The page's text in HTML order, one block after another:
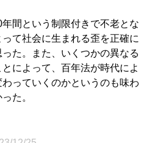
年間という制限付きで不老とな
て社会に生まれる歪を正確に
た。また、いくつかの異なる
によって、百年法が時代によ
っていくのかというのも味わ
た。